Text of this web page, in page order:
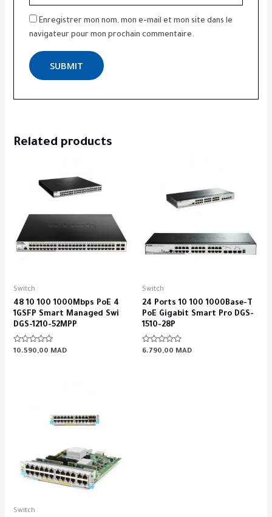
Enregistrer mon nom, mon e-mail et mon site dans le
navigateur pour mon prochain commentaire.
Related products
Switch
48 10 100 1000Mbps PoE 4
1GSFP Smart Managed Swi
DGS-1210-52MPP
Rated
10.590,00 MAD
Switch
24 Ports 10 100 1000Base-T
PoE Gigabit Smart Pro DGS-
1510-28P
Rated
6.790,00 MAD
Switch